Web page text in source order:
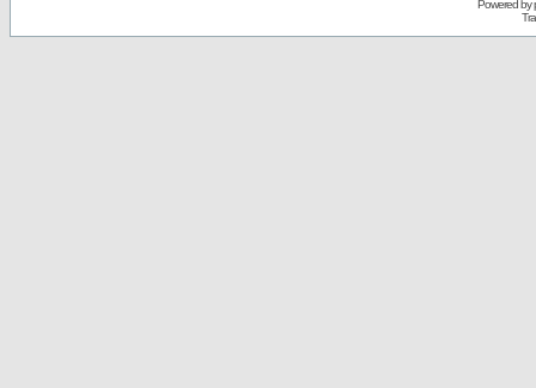
Powered by